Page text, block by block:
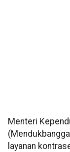
Menteri
layanan